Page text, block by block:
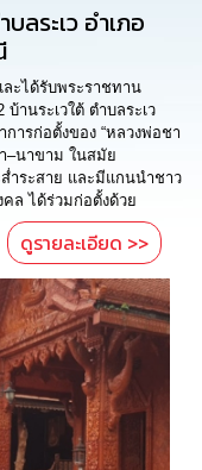
ลระเว อำเภอ
ะได้รับพระราชทาน
านระเวใต้ ตำบลระเว
ารก่อตั้งของ “หลวงพ่อชา
–นาขาม ในสมัย
ำระสาย และมีแกนนำชาว
ล ได้ร่วมก่อตั้งด้วย
ดูรายละเอียด >>